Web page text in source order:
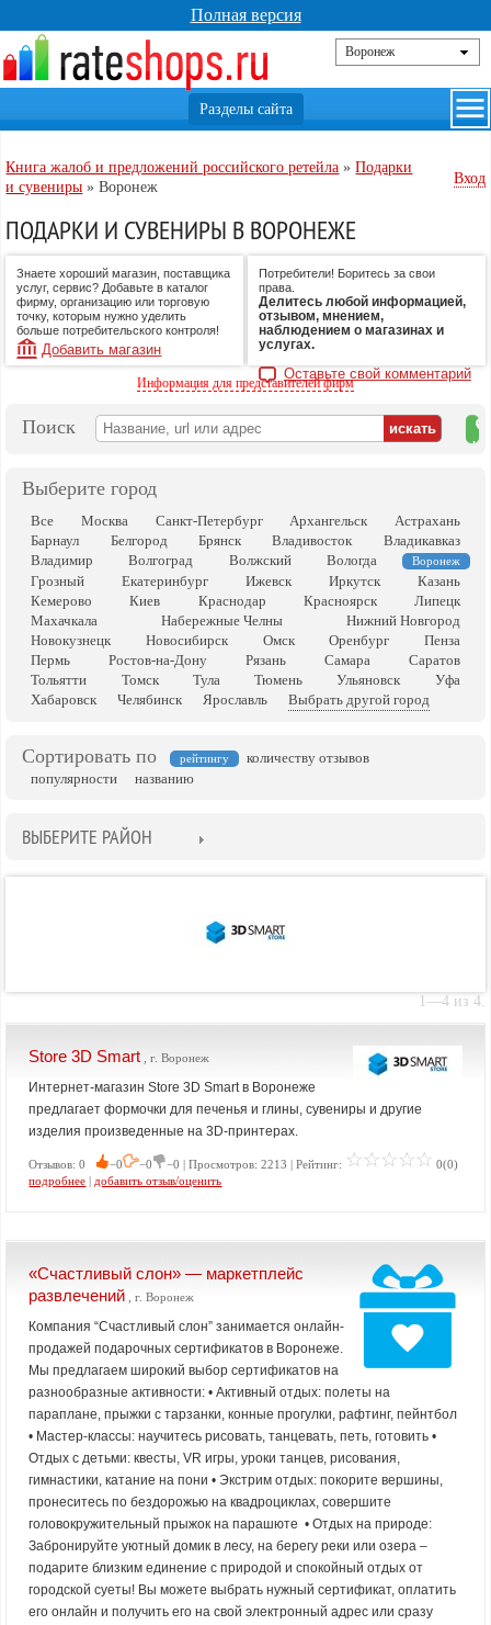
Полная версия
Книга жалоб и предложений российского ретейла »Подарки
и сувениры »Воронеж
Вход
ПОДАРКИ И СУВЕНИРЫ В ВОРОНЕЖЕ
Знаете хороший магазин, поставщика
услуг, сервис? Добавьте в каталог
фирму, организацию или торговую
точку, которым нужно уделить
больше потребительского контроля!
Добавить магазин
Потребители! Боритесь за свои
права.
Делитесь любой информацией,
отзывом, мнением,
наблюдением о магазинах и
услугах.
Оставьте свой комментарий
Информация для представителей фирм
Поиск
на
Выберите город
Все Москва Санкт-Петербург Архангельск
Астрахань
Барнаул
Белгород Брянск Владивосток
Владикавказ
Владимир
Волгоград Волжский Вологда Воронеж
Грозный Екатеринбург Ижевск Иркутск
Казань
Кемерово
Киев Краснодар Красноярск
Липецк
Махачкала
Набережные Челны
Нижний Новгород
Новокузнецк
Новосибирск Омск Оренбург
Пенза
Пермь
Ростов-на-Дону Рязань Самара
Саратов
Тольятти
Томск Тула Тюмень Ульяновск
Уфа
Хабаровск
Челябинск Ярославль Выбрать другой город
Сортировать по рейтингу
количеству отзывов
популярности
названию
ВЫБЕРИТЕ РАЙОН
1—4 из 4.
Store 3D Smart , г. Воронеж
Интернет-магазин Store 3D Smart в Воронеже
предлагает формочки для печенья и глины, сувениры и другие
изделия произведенные на 3D-принтерах.
Отзывов: 0 −0 −0 −0 | Просмотров: 2213 | Рейтинг:
0(0)
подробнее | добавить отзыв/оценить
«Счастливый слон» — маркетплейс
развлечений , г. Воронеж
Компания “Счастливый слон” занимается онлайн-
продажей подарочных сертификатов в Воронеже.
Мы предлагаем широкий выбор сертификатов на
разнообразные активности: • Активный отдых: полеты на
параплане, прыжки с тарзанки, конные прогулки, рафтинг, пейнтбол
• Мастер-классы: научитесь рисовать, танцевать, петь, готовить •
Отдых с детьми: квесты, VR игры, уроки танцев, рисования,
гимнастики, катание на пони • Экстрим отдых: покорите вершины,
пронеситесь по бездорожью на квадроциклах, совершите
головокружительный прыжок на парашюте • Отдых на природе:
Забронируйте уютный домик в лесу, на берегу реки или озера –
подарите близким единение с природой и спокойный отдых от
городской суеты! Вы можете выбрать нужный сертификат, оплатить
его онлайн и получить его на свой электронный адрес или сразу